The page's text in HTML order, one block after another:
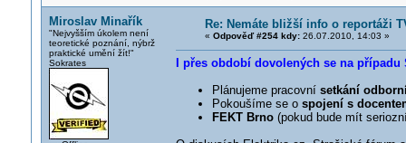
Miroslav Minařík
"Nejvyšším úkolem není
teoretické poznání, nýbrž
praktické umění žít!"
Sokrates
Re: Nemáte bližší info o reportáži
« Odpověď #254 kdy:26.07.2010, 14:03 »
I přes období dovolených se na případu
Plánujeme pracovní setkání
Pokoušíme se o spojení s
FEKT Brno (pokud bude mít